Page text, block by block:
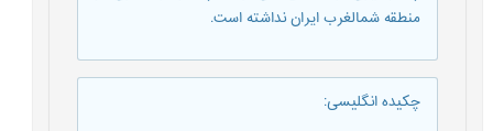
منطقه شمالغرب ایران نداشته است.
چکیده انگلیسی: